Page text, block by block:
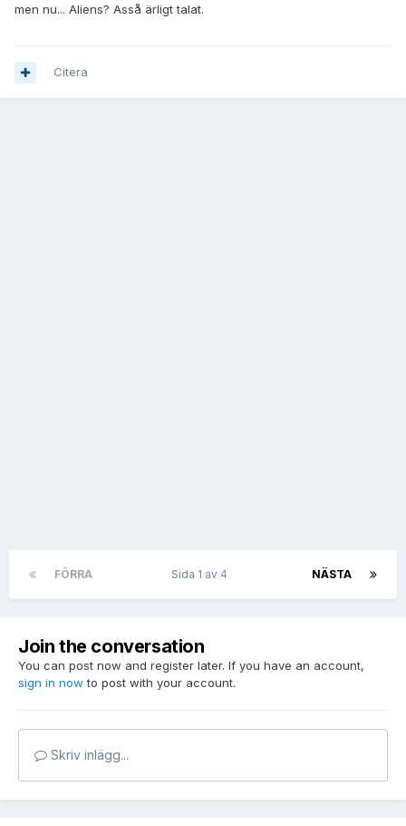
men nu... Aliens? Asså ärligt talat.
Citera
FÖRRA NÄSTA
Sida 1 av 4
Join the conversation
You can post now and register later. If you have an account,
sign in now to post with your account.
Skriv inlägg...